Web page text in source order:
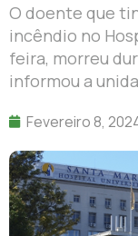
O doente que
incêndio no
feira, morreu
informou a
Fevereiro 8,